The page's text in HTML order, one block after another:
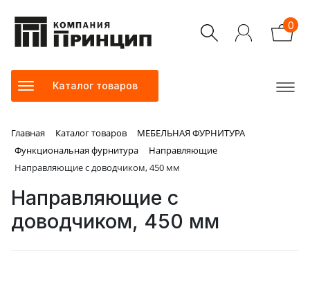
0
Каталог товаров
Главная Каталог товаров
МЕБЕЛЬНАЯ ФУРНИТУРА
Функциональная фурнитура
Направляющие
Направляющие с доводчиком, 450 мм
Направляющие с
доводчиком, 450 мм